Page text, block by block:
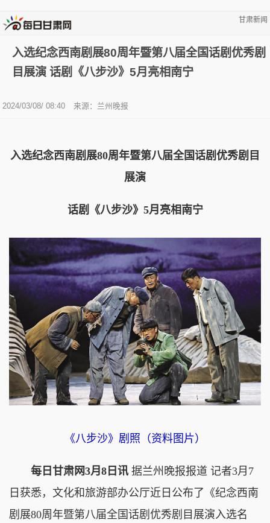
甘肃新闻
入选纪念西南剧展80周年暨第八届全国话剧优秀剧
目展演 话剧《八步沙》5月亮相南宁
2024/03/08/ 08:40 来源：兰州晚报
入选纪念西南剧展80周年暨第八届全国话剧优秀剧目
展演
话剧《八步沙》5月亮相南宁
《八步沙》剧照（资料图片）
每日甘肃网3月8日讯 据兰州晚报报道 记者3月7
日获悉，文化和旅游部办公厅近日公布了《纪念西南
剧展80周年暨第八届全国话剧优秀剧目展演入选名